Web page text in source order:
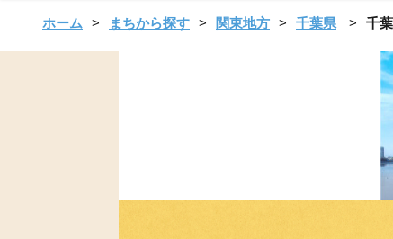
ホーム まちから探す 関東地方 千葉県 千